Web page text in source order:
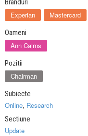
Branduri
Experian Mastercard
Oameni
Ann Cairns
Pozitii
Chairman
Subiecte
Online, Research
Sectiune
Update